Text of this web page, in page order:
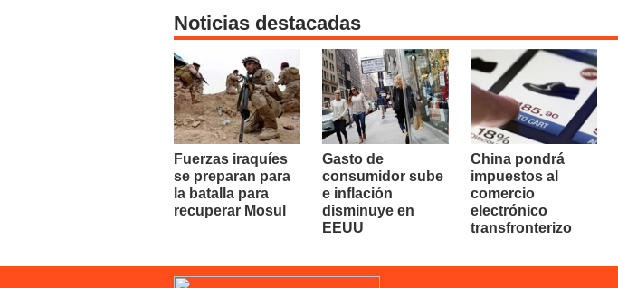
Noticias destacadas
Fuerzas iraquíes
se preparan para
la batalla para
recuperar Mosul
Gasto de
consumidor sube
e inflación
disminuye en
EEUU
China pondrá
impuestos al
comercio
electrónico
transfronterizo